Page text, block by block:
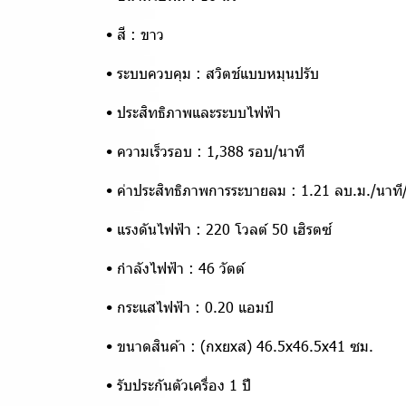
• สี : ขาว
• ระบบควบคุม : สวิตช์แบบหมุนปรับ
• ประสิทธิภาพและระบบไฟฟ้า
• ความเร็วรอบ : 1,388 รอบ/นาที
• ค่าประสิทธิภาพการระบายลม : 1.21 ลบ.ม./นา
• แรงดันไฟฟ้า : 220 โวลต์ 50 เฮิรตซ์
• กำลังไฟฟ้า : 46 วัตต์
• กระแสไฟฟ้า : 0.20 แอมป์
• ขนาดสินค้า : (กxยxส) 46.5x46.5x41 ซม.
• รับประกันตัวเครื่อง 1 ปี